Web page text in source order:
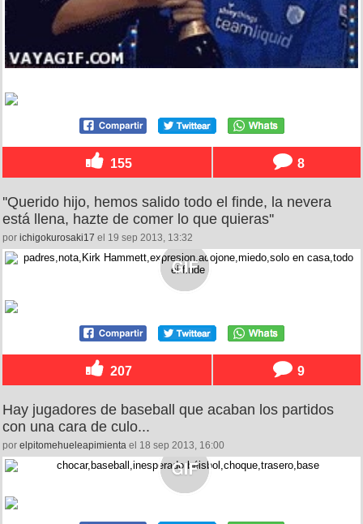
155 8
''Querido hijo, hemos salido todo el finde, la nevera
está llena, hazte de comer lo que quieras''
por ichigokurosaki17 el 19 sep 2013, 13:32
207 9
Hay jugadores de baseball que acaban los partidos
con una cara de culo...
por elpitomehueleapimienta el 18 sep 2013, 16:00